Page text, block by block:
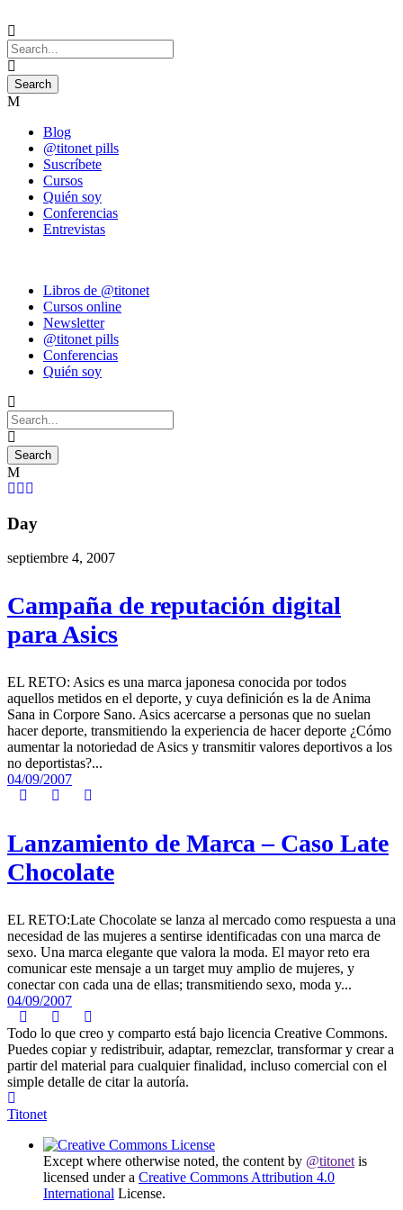
Blog
@titonet pills
Suscríbete
Cursos
Quién soy
Conferencias
Entrevistas
Libros de @titonet
Cursos online
Newsletter
@titonet pills
Conferencias
Quién soy
Day
septiembre 4, 2007
Campaña de reputación digital
para Asics
EL RETO: Asics es una marca japonesa conocida por todos
aquellos metidos en el deporte, y cuya definición es la de Anima
Sana in Corpore Sano. Asics acercarse a personas que no suelan
hacer deporte, transmitiendo la experiencia de hacer deporte ¿Cómo
aumentar la notoriedad de Asics y transmitir valores deportivos a los
no deportistas?...
04/09/2007
Lanzamiento de Marca – Caso Late
Chocolate
EL RETO:Late Chocolate se lanza al mercado como respuesta a una
necesidad de las mujeres a sentirse identificadas con una marca de
sexo. Una marca elegante que valora la moda. El mayor reto era
comunicar este mensaje a un target muy amplio de mujeres, y
conectar con cada una de ellas; transmitiendo sexo, moda y...
04/09/2007
Todo lo que creo y comparto está bajo licencia Creative Commons.
Puedes copiar y redistribuir, adaptar, remezclar, transformar y crear a
partir del material para cualquier finalidad, incluso comercial con el
simple detalle de citar la autoría.
Titonet
Except where otherwise noted, the content by @titonetis
licensed under a Creative Commons Attribution 4.0
International License.